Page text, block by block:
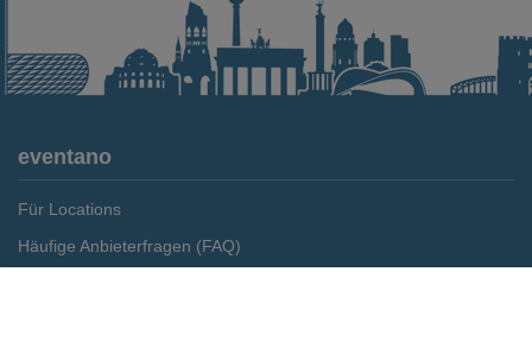
eventano
Für Locations
Häufige Anbieterfragen (FAQ)